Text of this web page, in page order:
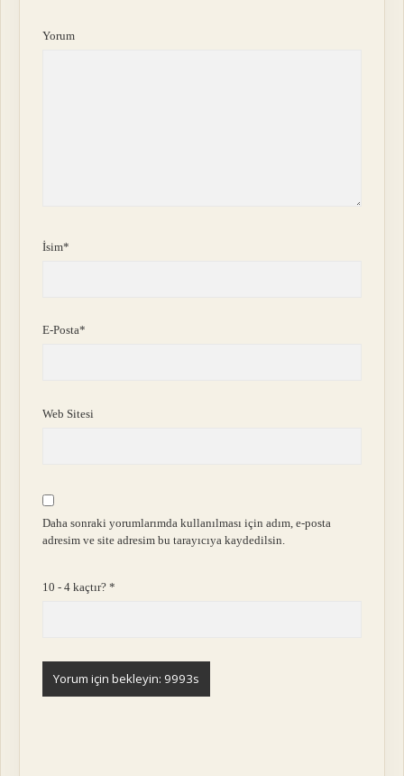
Yorum
İsim*
E-Posta*
Web Sitesi
Daha sonraki yorumlarımda kullanılması için adım, e-posta
adresim ve site adresim bu tarayıcıya kaydedilsin.
10 - 4 kaçtır?*